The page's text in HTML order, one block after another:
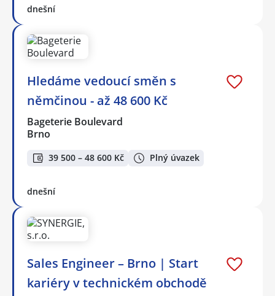
dnešní
Hledáme vedoucí směn s
němčinou - až 48 600 Kč
Bageterie Boulevard
Brno
39 500 – 48 600 Kč Plný úvazek
dnešní
Sales Engineer – Brno | Start
kariéry v technickém obchodě